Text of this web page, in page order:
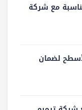
مع شركة
لضمان